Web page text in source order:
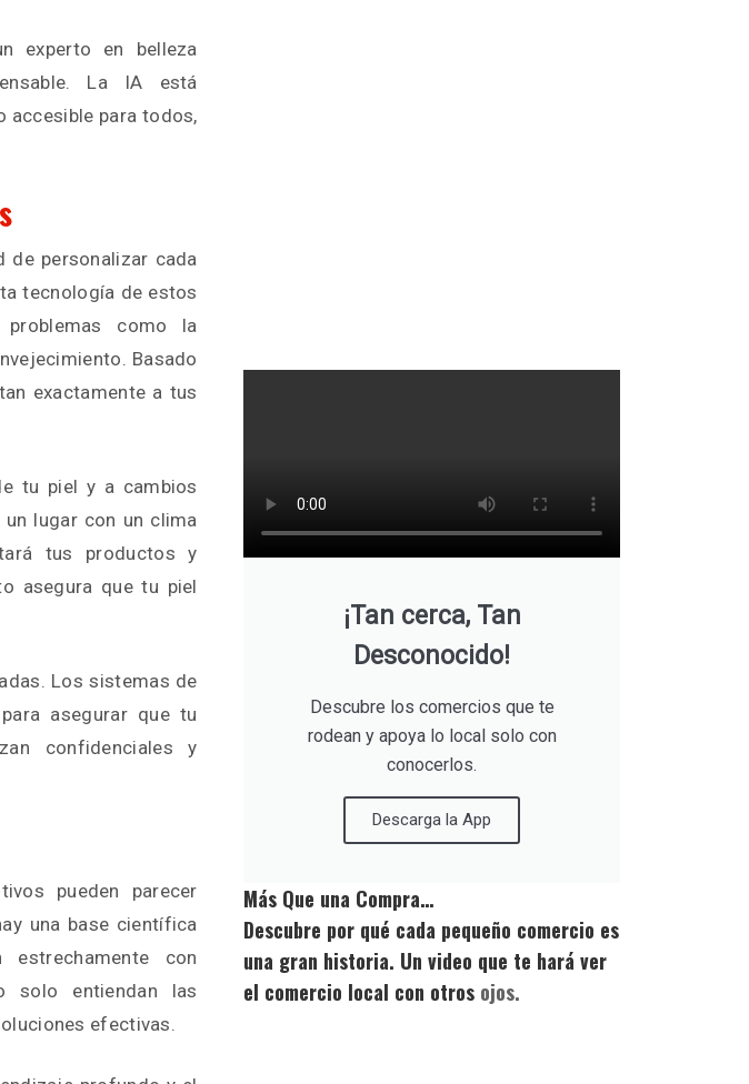
experto en belleza
La IA está
accesible para todos,
de personalizar cada
tecnología de estos
como la
Basado
exactamente a tus
tu piel y a cambios
lugar con un clima
tus productos y
asegura que tu piel
Los sistemas de
asegurar que tu
confidenciales y
pueden parecer
una base científica
con
solo entiendan las
efectivas.
¡Tan cerca, Tan
Desconocido!
Descubre los comercios que te
rodean y apoya lo local solo con
conocerlos.
Descarga la App
Más Que una Compra…
Descubre por qué cada pequeño comercio es
una gran historia. Un video que te hará ver
el comercio local con otros ojos.